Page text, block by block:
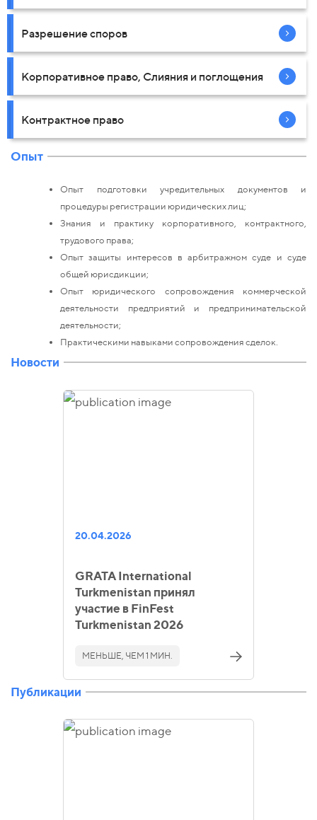
Разрешение споров
Корпоративное право, Слияния и поглощения
Контрактное право
Опыт
Опыт подготовки учредительных документов и
процедуры регистрации юридических лиц;
Знания и практику корпоративного, контрактного,
трудового права;
Опыт защиты интересов в арбитражном суде и суде
общей юрисдикции;
Опыт юридического сопровождения коммерческой
деятельности предприятий и предпринимательской
деятельности;
Практическими навыками сопровождения сделок.
Новости
20.04.2026
GRATA International
Turkmenistan принял
участие в FinFest
Turkmenistan 2026
МЕНЬШЕ, ЧЕМ 1 МИН.
Публикации